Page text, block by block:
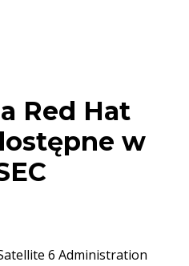
Red Hat
w
6 Administration